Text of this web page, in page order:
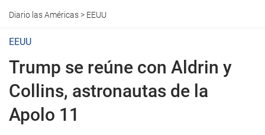
Diario las Américas> EEUU
EEUU
Trump se reúne con Aldrin y
Collins, astronautas de la
Apolo 11